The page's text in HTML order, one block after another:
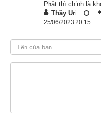
vua tên là Phạm-ma-đạt-
khỏi thành dạo chơi, đến
“Khi ấy, con nai chúa
trốn, nhưng gặp suối
mà qua suối nhanh kẻo
Phật thì chính là
Thầy Uri
25/06/2023 20:15